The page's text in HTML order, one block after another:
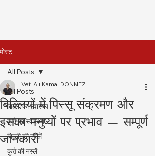
पोस्ट
All Posts
बिल्ली का स्वास्थ्य
कुत्ते का स्वास्थ्य
बिल्ली की नस्लें
कुत्ते की नस्लें
All Posts
बिल्लियों में पिस्सू संक्रमण और
इसका मनुष्यों पर प्रभाव — सम्पूर्ण
जानकारी
Vet. Ali Kemal DÖNMEZ